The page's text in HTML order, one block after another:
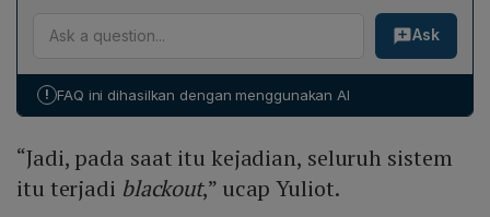
Wakabareskrim Polri Irjen Nunung Syaifuddin
mengungkapkan bahwa tim gabungan menemukan
kabel transmisi putus, sementara tower transmisi dalam
temuan awal, putusnya kabel diduga akibat faktor
lebih lanjut masih diperlukan.
Ask
! FAQ ini dihasilkan dengan menggunakan AI
“Jadi, pada saat itu kejadian, seluruh sistem
itu terjadi blackout,” ucap Yuliot.